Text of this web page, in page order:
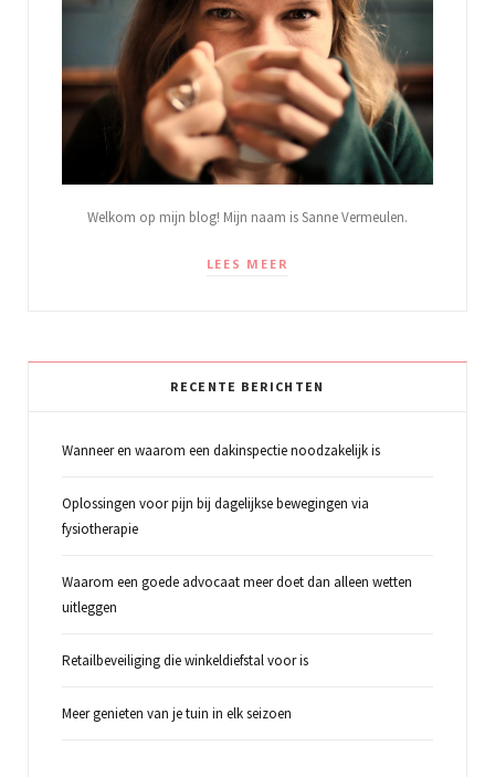
Welkom op mijn blog! Mijn naam is Sanne Vermeulen.
LEES MEER
RECENTE BERICHTEN
Wanneer en waarom een dakinspectie noodzakelijk is
Oplossingen voor pijn bij dagelijkse bewegingen via
fysiotherapie
Waarom een goede advocaat meer doet dan alleen wetten
uitleggen
Retailbeveiliging die winkeldiefstal voor is
Meer genieten van je tuin in elk seizoen